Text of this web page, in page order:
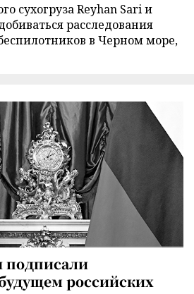
сухогруза Reyhan Sari и
расследования
в Черном море,
подписали
российских